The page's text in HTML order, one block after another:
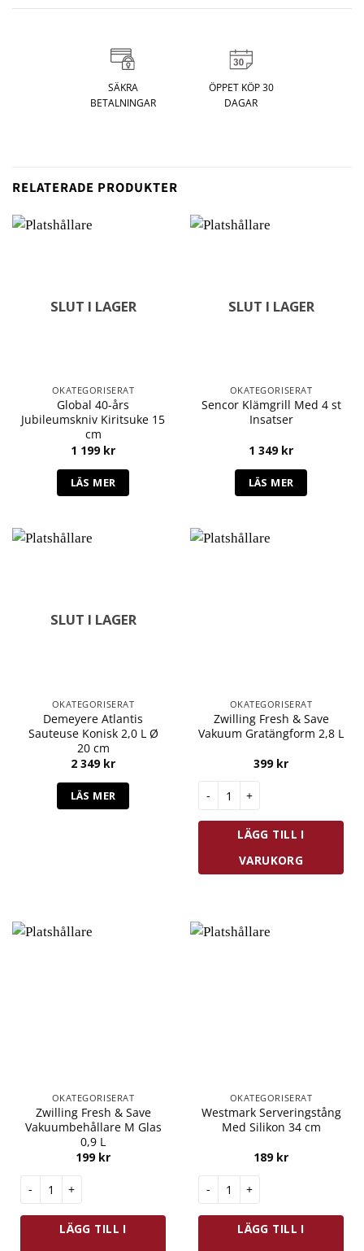
SÄKRA
BETALNINGAR
ÖPPET KÖP 30
DAGAR
RELATERADE PRODUKTER
SLUT I LAGER
OKATEGORISERAT
Global 40-års
Jubileumskniv Kiritsuke 15
cm
1 199 kr
LÄS MER
SLUT I LAGER
OKATEGORISERAT
Sencor Klämgrill Med 4 st
Insatser
1 349 kr
LÄS MER
SLUT I LAGER
OKATEGORISERAT
Demeyere Atlantis
Sauteuse Konisk 2,0 L Ø
20 cm
2 349 kr
LÄS MER
OKATEGORISERAT
Zwilling Fresh & Save
Vakuum Gratängform 2,8 L
399 kr
LÄGG TILL I
VARUKORG
OKATEGORISERAT
Zwilling Fresh & Save
Vakuumbehållare M Glas
0,9 L
199 kr
LÄGG TILL I
OKATEGORISERAT
Westmark Serveringstång
Med Silikon 34 cm
189 kr
LÄGG TILL I